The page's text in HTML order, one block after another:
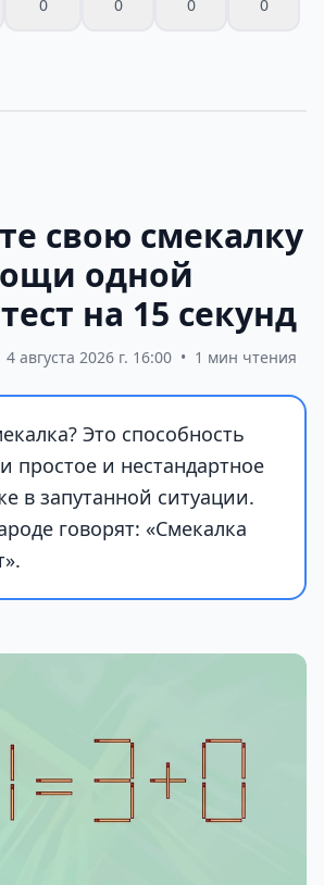
0 0 0 0
свою смекалку
одной
на 15 секунд
4 августа 2026 г. 16:00 • 1 мин чтения
Это способность
простое и нестандартное
в запутанной ситуации.
говорят: «Смекалка